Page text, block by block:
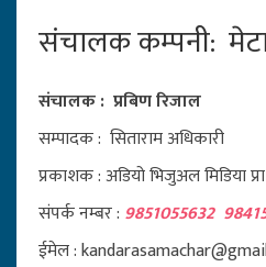
संचालक कम्पनी:
संचालक : प्रबिण रिजाल
सम्पादक : सिताराम अधिकारी
प्रकाशक : अडियो भिजुअल मिडिया
संपर्क नम्बर : 9851055632
ईमेल :